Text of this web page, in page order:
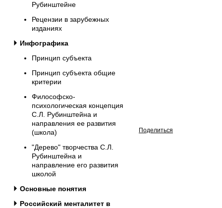
Рубинштейне
Рецензии в зарубежных
изданиях
Инфографика
Принцип субъекта
Принцип субъекта общие
критерии
Философско-
психологическая концепция
С.Л. Рубинштейна и
направления ее развития
(школа)
"Дерево" творчества С.Л.
Рубинштейна и
направление его развития
школой
Основные понятия
Российский менталитет в
Поделиться